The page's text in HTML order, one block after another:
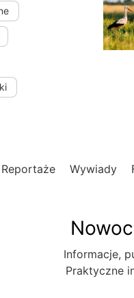
Reportaże Wywiady
Informacje,
Praktyczne